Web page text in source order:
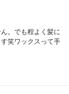
。でも程よく髪に
笑ワックスって手